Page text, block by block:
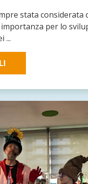
stata considerata
per lo
...